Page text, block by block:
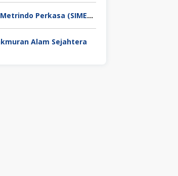
PT Sinar Metrindo Perkasa (SIMETRI)
Alam Sejahtera